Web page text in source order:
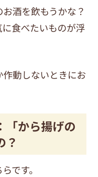
酒を飲もうかな？
食べたいものが浮
動しないときにお
「から揚げの
？
です。